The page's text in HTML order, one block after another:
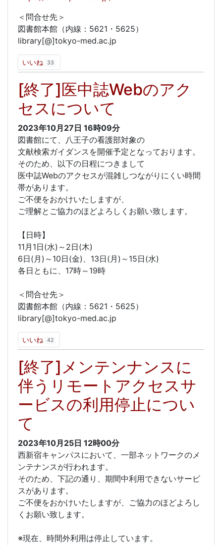
＜問合せ先＞
図書館本館（内線：5621・5625）
library[@]tokyo-med.ac.jp
いいね 33
[終了]医中誌Webのアク
セスについて
2023年10月27日 16時09分
図書館にて、八王子の看護部対象の
文献検索ガイダンスを開催予定となっております。
そのため、以下の日程につきまして
医中誌Webのアクセスが混雑しつながりにくい時間
帯があります。
ご不便をおかけいたしますが、
ご理解とご協力のほどよろしくお願い致します。
【日時】
11月1日(水)～2日(木)
6日(月)～10日(金)、13日(月)～15日(水)
各日ともに、17時～19時
＜問合せ先＞
図書館本館（内線：5621・5625）
library[@]tokyo-med.ac.jp
いいね 42
[終了]メンテンナンスに
伴うリモートアクセスサ
ービスの利用停止につい
て
2023年10月25日 12時00分
西新宿キャンパスにおいて、一部ネットワークのメ
ンテナンスが行われます。
そのため、下記の通り、期間中利用できないサービ
スがあります。
ご不便をおかけいたしますが、ご協力のほどよろし
くお願い致します。
※現在、時間外利用は停止しています。